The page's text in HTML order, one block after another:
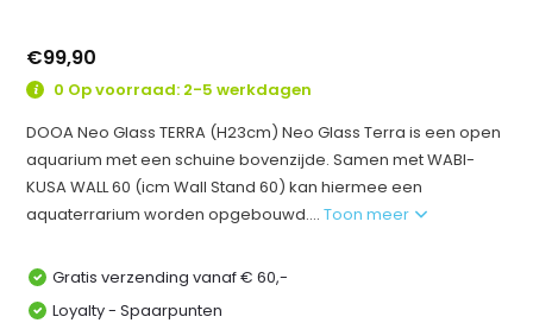
€99,90
0 Op voorraad: 2-5 werkdagen
DOOA Neo Glass TERRA (H23cm) Neo Glass Terra is een open
aquarium met een schuine bovenzijde. Samen met WABI-
KUSA WALL 60 (icm Wall Stand 60) kan hiermee een
aquaterrarium worden opgebouwd....Toon meer
Gratis verzending vanaf € 60,-
Loyalty - Spaarpunten